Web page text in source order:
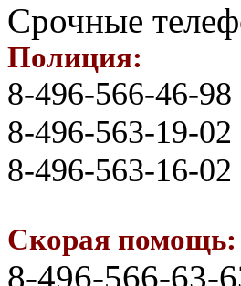
Срочные
Полиция:
8-496-566-46-98
8-496-563-19-02
8-496-563-16-02
Скорая помощь:
8-496-566-63-